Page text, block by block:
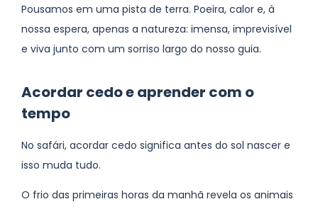
Pousamos em uma pista de terra. Poeira, calor e, à
nossa espera, apenas a natureza: imensa, imprevisível
e viva junto com um sorriso largo do nosso guia.
Acordar cedo e aprender com o
tempo
No safári, acordar cedo significa antes do sol nascer e
isso muda tudo.
O frio das primeiras horas da manhã revela os animais